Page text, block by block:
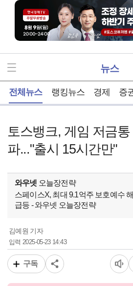
뉴스
전체뉴스 랭킹뉴스 경제 증
토스뱅크, 게임 저금
파..."출시 15시간만"
와우넷 오늘장전략
스페이스X, 최대 9.1억주 보호예수
급등 - 와우넷 오늘장전략
김예원 기자
입력2025-05-23 14:43
구독